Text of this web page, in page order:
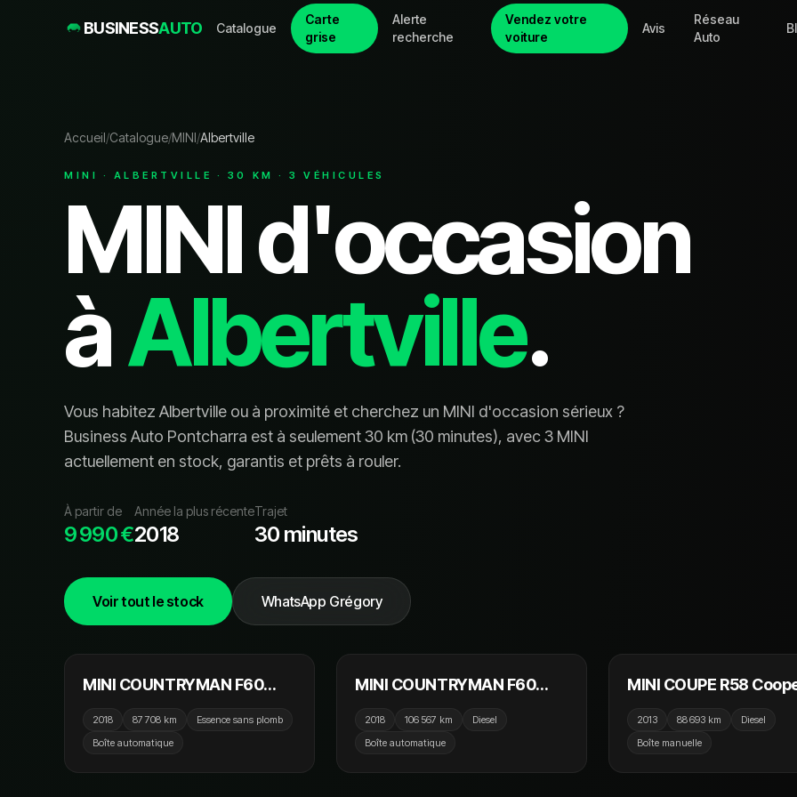
BUSINESSAUTO Catalogue
Carte
grise
Alerte
recherche
Vendez votre
voiture
Avis
Réseau
Auto
Accueil/Catalogue/MINI/Albertville
MINI · ALBERTVILLE · 30 KM ·3 VÉHICULES
MINId'occasion
àAlbertville.
Vous habitez Albertville ou à proximité et cherchez un MINI d'occasion sérieux ?
Business Auto Pontcharra est à seulement30 km (30 minutes), avec3 MINI
actuellement en stock, garantis et prêts à rouler.
À partir de
9 990 €
Année la plus récente
2018
Trajet
30 minutes
Voir tout le stock
WhatsApp Grégory
18 990 €
MINI COUNTRYMAN F60
Cooper Works / Toit Ouvrant
2018 87 708 km
Essence sans plomb
Boîte automatique
MINI COUNTRYMAN F60
BVA8 / GPS / Camera /
2018 106 567 km
Diesel
Boîte automatique
MINI COUPE R58
Chauffant / Crit'Air 2
2013 88 693 km
Diesel
Boîte manuelle